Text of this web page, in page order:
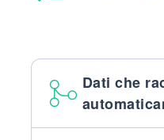
Dati che